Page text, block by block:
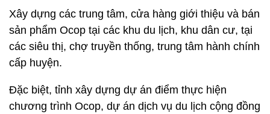
Xây dựng các trung tâm, cửa hàng giới thiệu và bán
sản phẩm Ocop tại các khu du lịch, khu dân cư, tại
các siêu thị, chợ truyền thống, trung tâm hành chính
cấp huyện.
Đặc biệt, tỉnh xây dựng dự án điểm thực hiện
chương trình Ocop, dự án dịch vụ du lịch cộng đồng